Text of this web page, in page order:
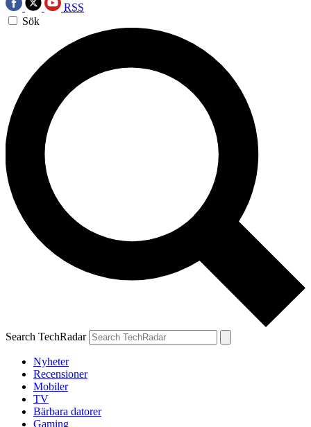
RSS
Sök
Search TechRadar
Nyheter
Recensioner
Mobiler
TV
Bärbara datorer
Gaming